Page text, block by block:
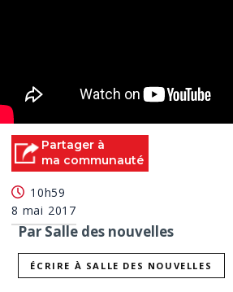
Partager à
ma communauté
10h59
8 mai 2017
Par Salle des nouvelles
ÉCRIRE À SALLE DES NOUVELLES